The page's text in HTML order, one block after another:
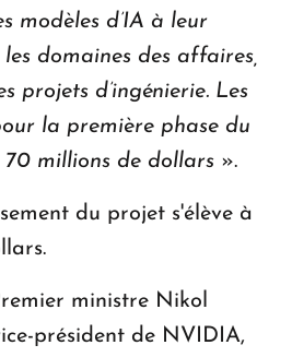
modèles d’IA à leur
domaines des affaires,
projets d’ingénierie. Les
la première phase du
70 millions de dollars ».
du projet s'élève à
ministre Nikol
président de NVIDIA,